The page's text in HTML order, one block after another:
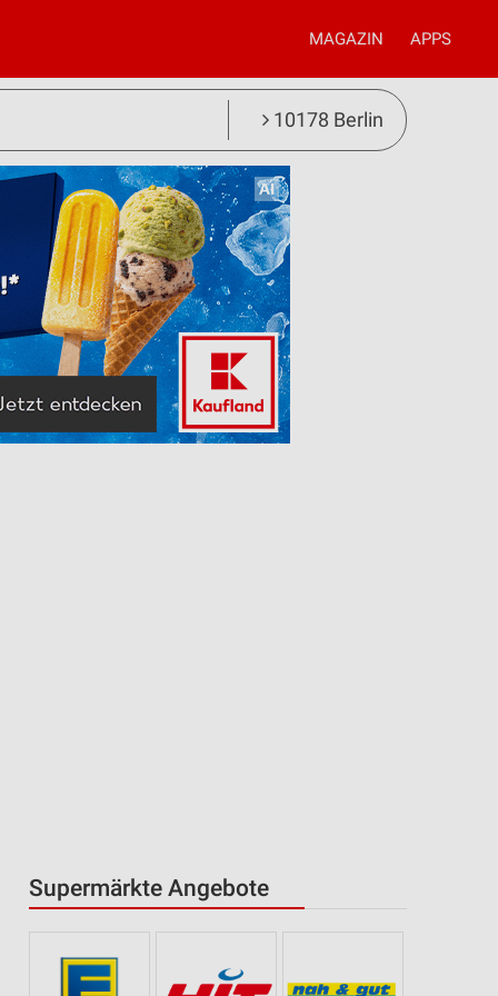
MAGAZIN APPS
10178 Berlin
Supermärkte Angebote